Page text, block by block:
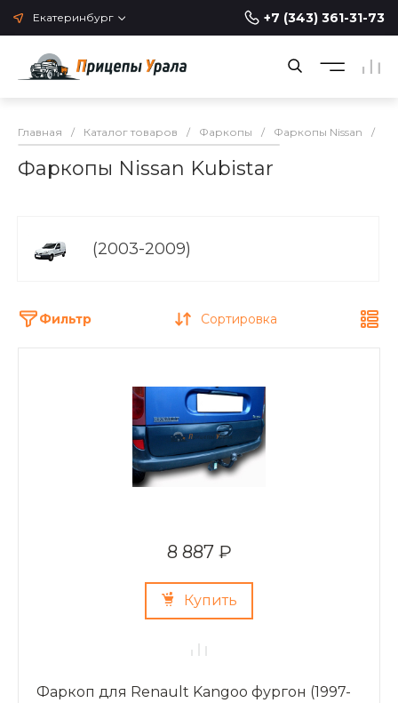
Екатеринбург +7 (343) 361-31-73
Главная / Каталог товаров / Фаркопы / Фаркопы Nissan /
Фаркопы Nissan Kubistar
(2003-2009)
Фильтр Сортировка
8 887 ₽
Купить
Фаркоп для Renault Kangoo фургон (1997-